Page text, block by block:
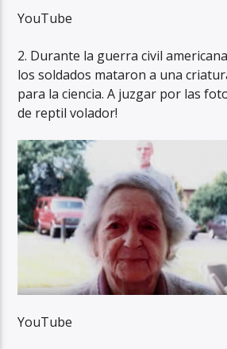
YouTube
2. Durante la guerra civil
los soldados mataron a una
para la ciencia. A juzgar por las
de reptil volador!
YouTube